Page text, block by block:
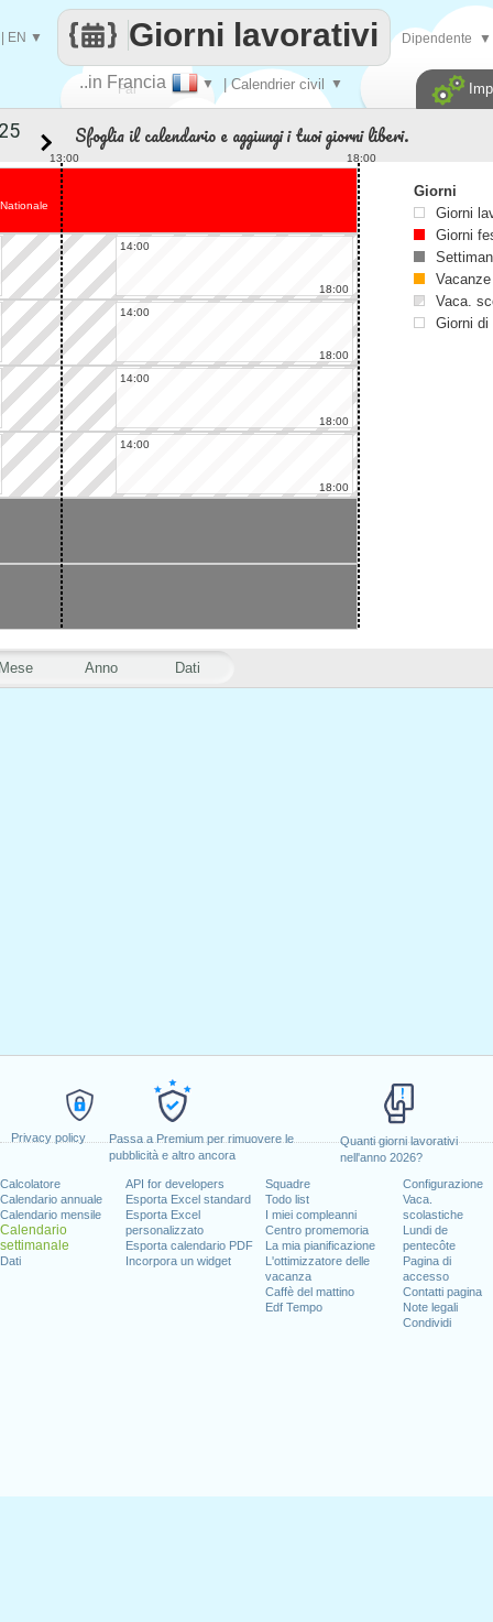
Privacy policy
Passa a Premium per rimuovere le
pubblicità e altro ancora
Quanti giorni lavorativi
nell'anno 2026?
Calcolatore
Calendario annuale
Calendario mensile
Calendario
settimanale
Dati
API for developers
Esporta Excel standard
Esporta Excel
personalizzato
Esporta calendario PDF
Incorpora un widget
Squadre
Todo list
I miei compleanni
Centro promemoria
La mia pianificazione
L'ottimizzatore delle
vacanza
Caffè del mattino
Edf Tempo
Configurazione
Vaca.
scolastiche
Lundi de
pentecôte
Pagina di
accesso
Contatti pagina
Note legali
Condividi
Fai
..in Francia ▼ | Calendrier civil ▼
Giorni lavorativi
EN ▼ Dipendente ▼
Anno Dati
Sfoglia il calendario e aggiungi i tuoi giorni liberi.
13:00 18:00
14:00
18:00
14:00
18:00
14:00
18:00
14:00
18:00
Giorni
Giorni
Giorni
Vacanze
Vaca.
Giorni